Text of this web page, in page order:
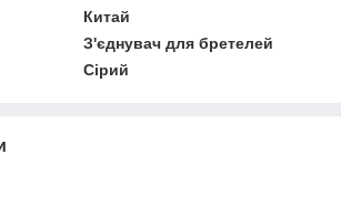
Китай
З'єднувач для бретелей
Сірий